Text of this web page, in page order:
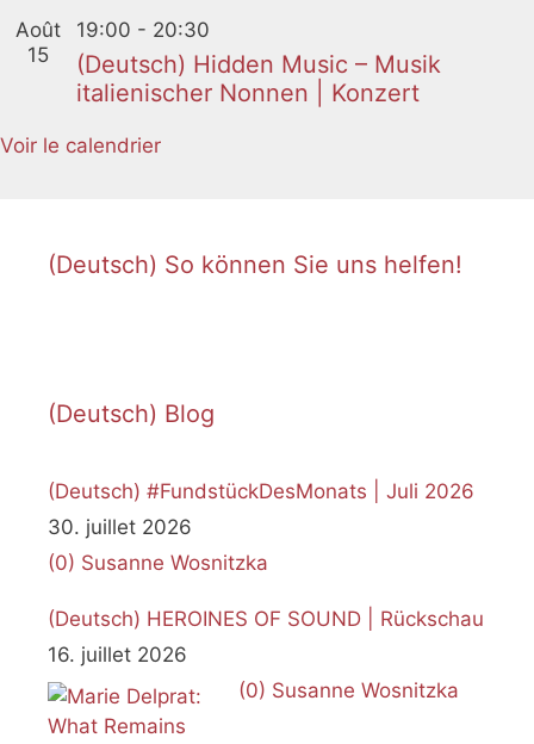
Août
15
19:00 - 20:30
(Deutsch) Hidden Music – Musik
italienischer Nonnen | Konzert
Voir le calendrier
(Deutsch) So können Sie uns helfen!
(Deutsch) Blog
(Deutsch) #FundstückDesMonats | Juli 2026
30. juillet 2026
(0) Susanne Wosnitzka
(Deutsch) HEROINES OF SOUND | Rückschau
16. juillet 2026
(0) Susanne Wosnitzka